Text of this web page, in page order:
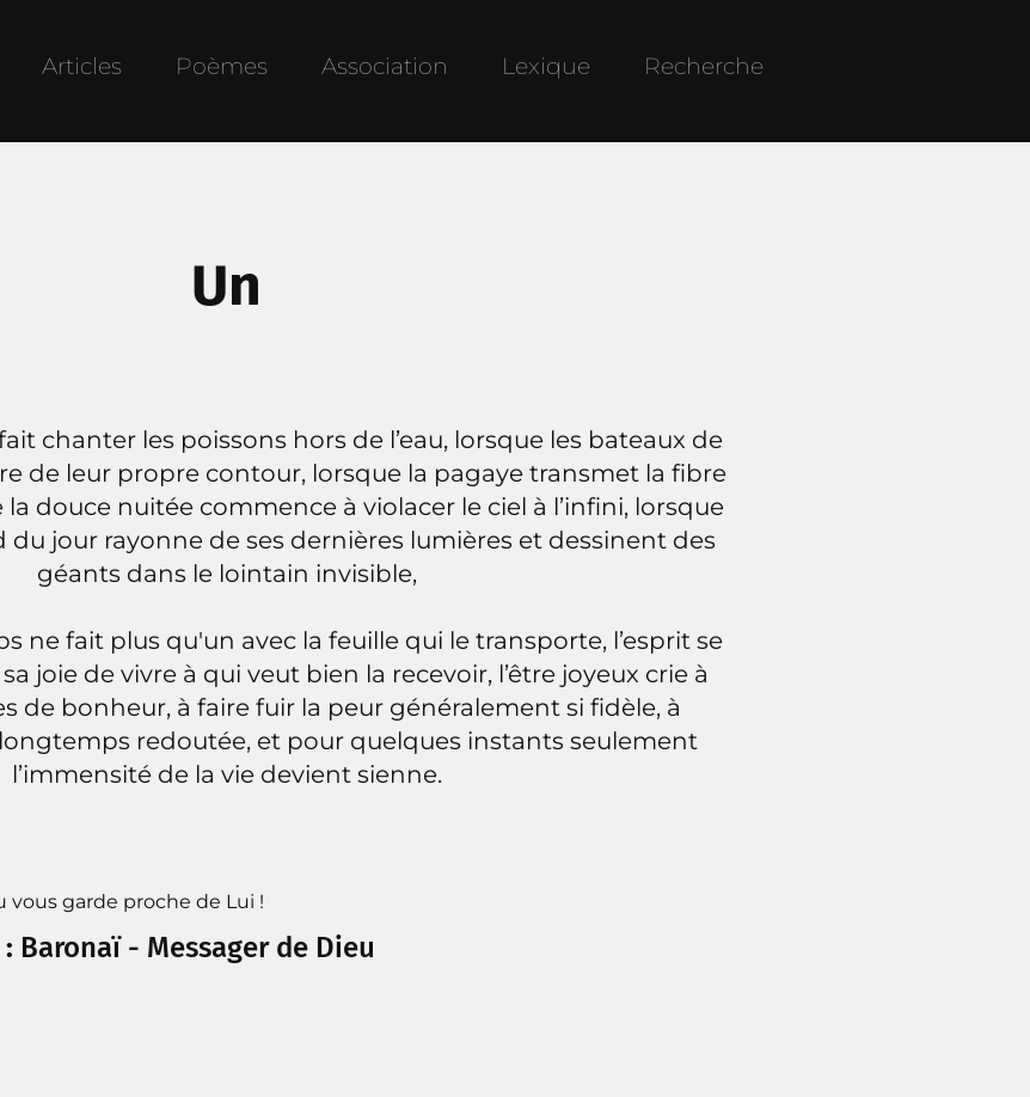
Articles Poèmes Association Lexique Recherche
Un
chanter les poissons hors de l’eau, lorsque les bateaux de
de leur propre contour, lorsque la pagaye transmet la fibre
la douce nuitée commence à violacer le ciel à l’infini, lorsque
du jour rayonne de ses dernières lumières et dessinent des
géants dans le lointain invisible,
ne fait plus qu'un avec la feuille qui le transporte, l’esprit se
joie de vivre à qui veut bien la recevoir, l’être joyeux crie à
de bonheur, à faire fuir la peur généralement si fidèle, à
redoutée, et pour quelques instants seulement
l’immensité de la vie devient sienne.
vous garde proche de Lui !
אוֹנׇי : Baronaï- Messager de Dieu